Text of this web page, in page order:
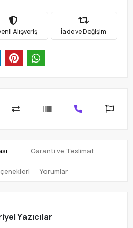
Alışveriş İade ve Değişim
Garanti ve Teslimat
Yorumlar
Yazıcılar